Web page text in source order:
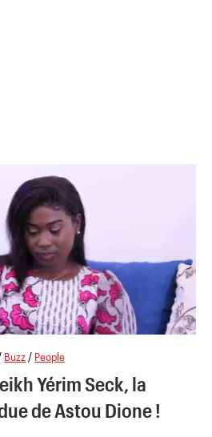
Buzz / People
Yérim Seck, la
de Astou Dione !